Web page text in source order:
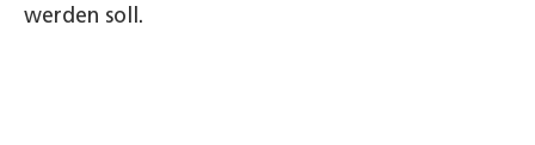
werden soll.